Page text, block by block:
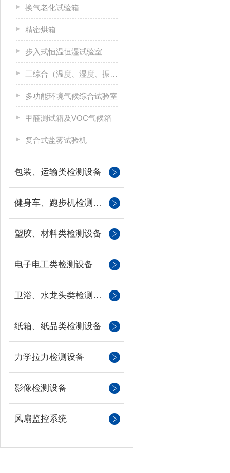
换气老化试验箱
精密烘箱
步入式恒温恒湿试验室
三综合（温度、湿度、振动）试验箱
多功能环境气候综合试验室
甲醛测试箱及VOC气候箱
复合式盐雾试验机
包装、运输类检测设备
健身车、跑步机检测设备
塑胶、材料类检测设备
电子电工类检测设备
卫浴、水龙头类检测设备
纸箱、纸品类检测设备
力学拉力检测设备
影像检测设备
风扇监控系统